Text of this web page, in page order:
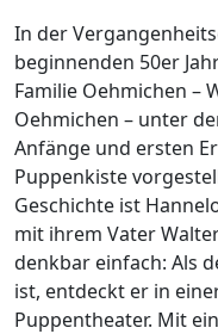
In der
beginnenden 50er
Familie Oehmichen –
Oehmichen – unter
Anfänge und ersten
Puppenkiste
Geschichte ist
mit ihrem Vater
denkbar einfach: Als
ist, entdeckt er in
Puppentheater. Mit